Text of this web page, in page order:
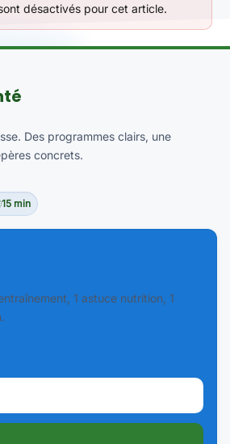
désactivés pour cet article.
Des programmes clairs, une
concrets.
15 min
1 astuce nutrition, 1